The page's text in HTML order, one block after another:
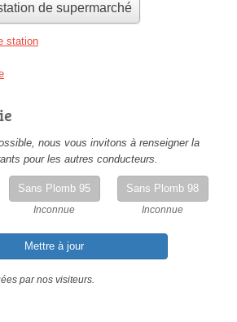
de supermarché
station
nous vous invitons à renseigner la
pour les autres conducteurs.
Sans Plomb 95
Inconnue
Sans Plomb 98
Inconnue
Mettre à jour
par nos visiteurs.